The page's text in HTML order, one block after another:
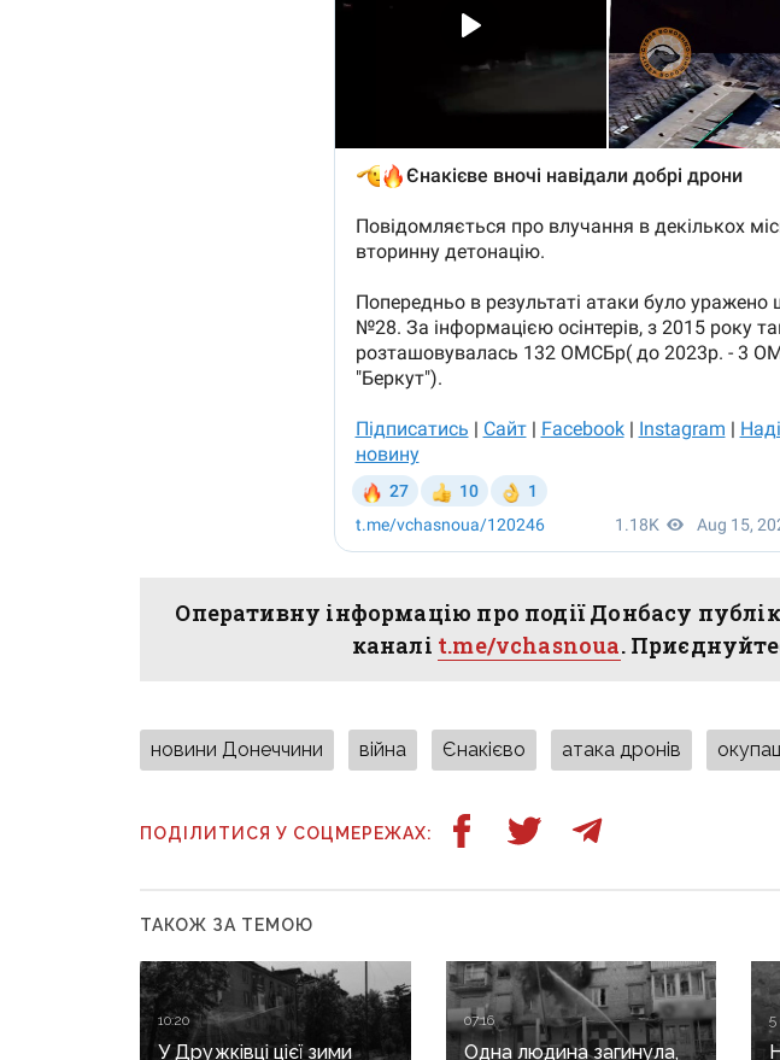
Оперативну інформацію про події Донбасу
каналі t.me/vchasnoua.
новини Донеччини війна Єнакієво атака дронів
ПОДІЛИТИСЯ У СОЦМЕРЕЖАХ:
ТАКОЖ ЗА ТЕМОЮ
10:20
У Дружківці цієї зими
07:16
Одна людина загинула,
5